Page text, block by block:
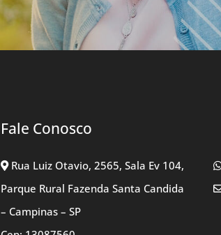
Fale Conosco
Rua Luiz Otavio, 2565, Sala Ev 104,
Parque Rural Fazenda Santa Candida
– Campinas – SP